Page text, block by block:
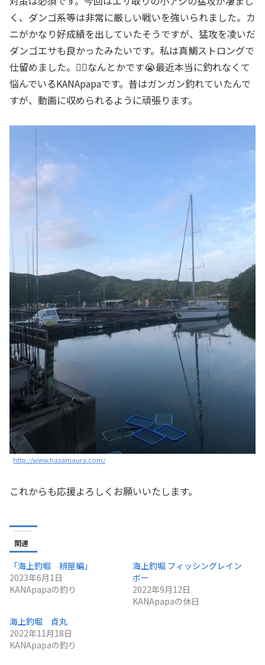
く、ダンゴ系等は非常に厳しい戦いを強いられました。カ
ニがかなり好成績を出していたそうですが、猛攻を凌いだ
ダンゴエサも良かったみたいです。私は真鯛ストロングで
仕留めました。😮‍💨なんとかです😭最近本当に釣れなくて
悩んでいるKANApapaです。昔はガンガン釣れていたんで
すが、動画に収められるように頑張ります。
http://www.hasamaura.com/
これからも応援よろしくお願いいたします。
関連
「海上釣堀 辨屋編」
2023年6月1日
KANApapaの釣り
海上釣堀 フィッシングレイン
ボー
2022年9月12日
KANApapaの休日
海上釣堀 貞丸
2022年11月18日
KANApapaの釣り